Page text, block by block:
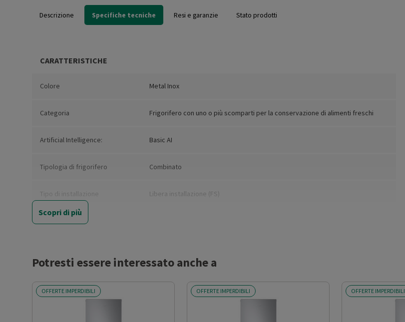
Descrizione Specifiche tecniche Resi e garanzie Stato prodotti
CARATTERISTICHE
Colore Metal Inox
Categoria Frigorifero con uno o più scomparti per la conservazione di alimenti freschi
Artificial Intelligence: Basic AI
Tipologia di frigorifero Combinato
Tipo di installazione Libera installazione (FS)
Nuova Classe efficienza
Classe emissione rumore
Classe climatica SN-T
Scopri di più
Potresti essere interessato anche a
OFFERTE IMPERDIBILI OFFERTE IMPERDIBILI OFFERTE IMPERDIBILI